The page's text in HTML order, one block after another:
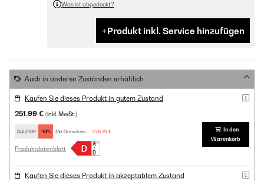
Was ist abgedeckt?
Produkt inkl. Service hinzufügen
Auch in anderen Zuständen erhältlich
Kaufen Sie dieses Produkt in gutem Zustand
251,99 € (inkl. MwSt.)
SALE10P -10% Mit Gutschein: 226,79 €
Produktdatenblatt
In den
Warenkorb
Kaufen Sie dieses Produkt in akzeptablem Zustand